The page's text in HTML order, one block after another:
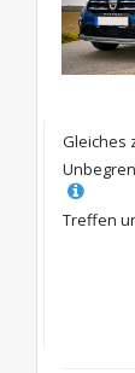
Gleiches
Treffen